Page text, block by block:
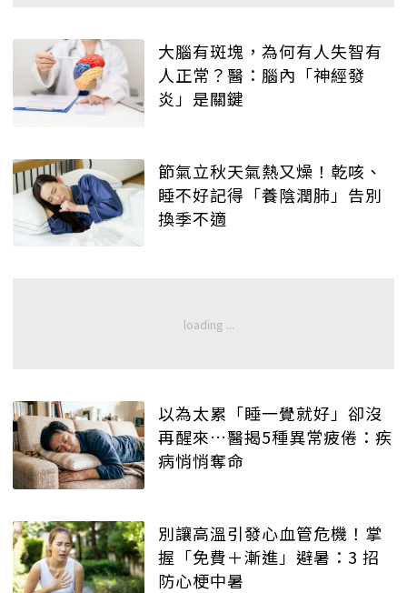
大腦有斑塊，為何有人失智有
人正常？醫：腦內「神經發
炎」是關鍵
節氣立秋天氣熱又燥！乾咳、
睡不好記得「養陰潤肺」告別
換季不適
以為太累「睡一覺就好」卻沒
再醒來…醫揭5種異常疲倦：疾
病悄悄奪命
別讓高溫引發心血管危機！掌
握「免費＋漸進」避暑：3 招
防心梗中暑